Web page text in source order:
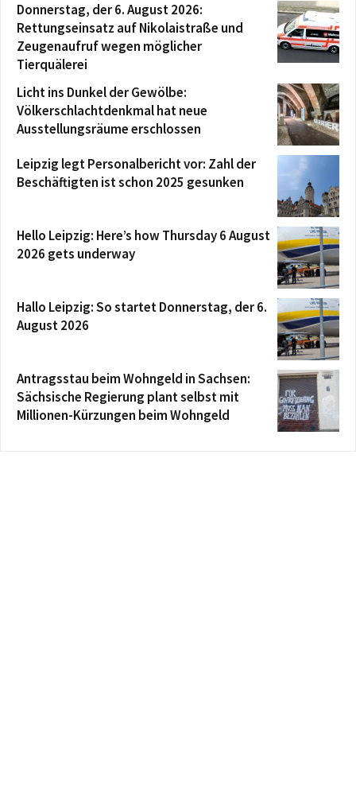
Donnerstag, der 6. August 2026:
Rettungseinsatz auf Nikolaistraße und
Zeugenaufruf wegen möglicher
Tierquälerei
Licht ins Dunkel der Gewölbe:
Völkerschlachtdenkmal hat neue
Ausstellungsräume erschlossen
Leipzig legt Personalbericht vor: Zahl der
Beschäftigten ist schon 2025 gesunken
Hello Leipzig: Here’s how Thursday 6 August
2026 gets underway
Hallo Leipzig: So startet Donnerstag, der 6.
August 2026
Antragsstau beim Wohngeld in Sachsen:
Sächsische Regierung plant selbst mit
Millionen-Kürzungen beim Wohngeld